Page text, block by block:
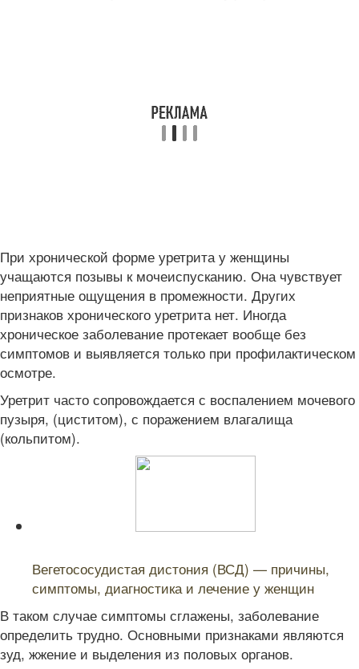
При хронической форме уретрита у женщины
учащаются позывы к мочеиспусканию. Она чувствует
неприятные ощущения в промежности. Других
признаков хронического уретрита нет. Иногда
хроническое заболевание протекает вообще без
симптомов и выявляется только при профилактическом
осмотре.
Уретрит часто сопровождается с воспалением мочевого
пузыря, (циститом), с поражением влагалища
(кольпитом).
Вегетососудистая дистония (ВСД) — причины,
симптомы, диагностика и лечение у женщин
В таком случае симптомы сглажены, заболевание
определить трудно. Основными признаками являются
зуд, жжение и выделения из половых органов.